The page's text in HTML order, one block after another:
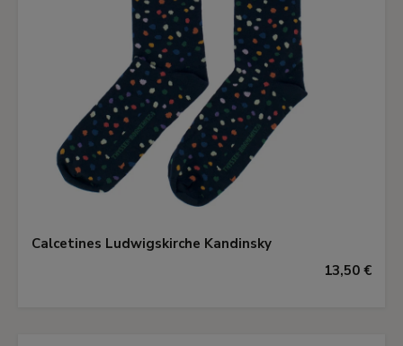
Calcetines Ludwigskirche Kandinsky
13,50 €